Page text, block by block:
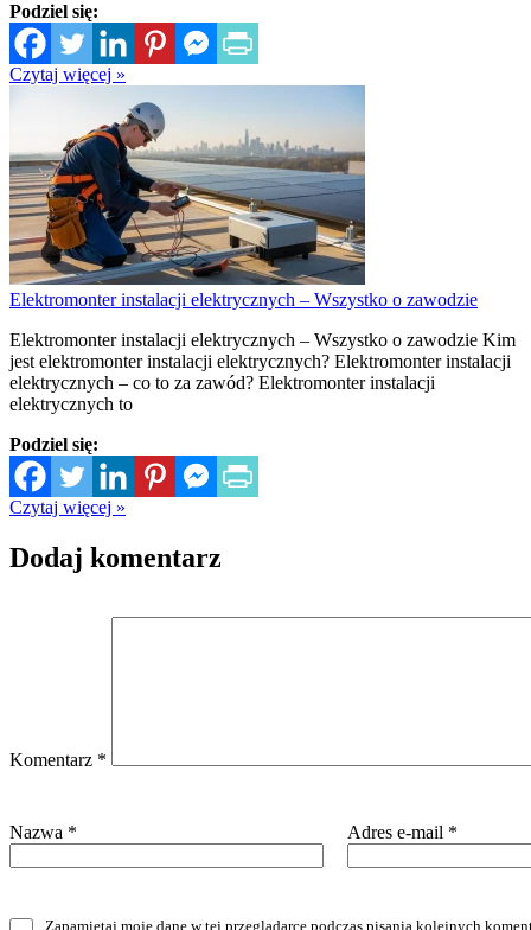
Podziel się:
Czytaj więcej »
Elektromonter instalacji elektrycznych – Wszystko o zawodzie
Elektromonter instalacji elektrycznych – Wszystko o zawodzie Kim
jest elektromonter instalacji elektrycznych? Elektromonter instalacji
elektrycznych – co to za zawód? Elektromonter instalacji
elektrycznych to
Podziel się:
Czytaj więcej »
Dodaj komentarz
Komentarz *
Nazwa * Adres e-mail *
Zapamiętaj moje dane w tej przeglądarce podczas pisania kolejnych